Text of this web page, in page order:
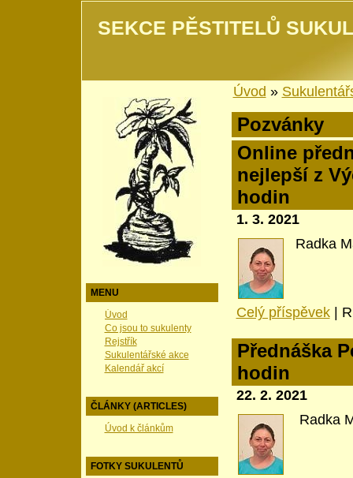
SEKCE PĚSTITELŮ
MENU
Úvod
Co jsou to sukulenty
Rejstřík
Sukulentářské akce
Kalendář akcí
ČLÁNKY (ARTICLES)
Úvod k článkům
FOTKY SUKULENTŮ
Úvod »
Pozvánky
Online
nejlepší z
hodin
1. 3. 2021
Radka
Celý příspěvek
Přednáška
hodin
22. 2. 2021
Radka